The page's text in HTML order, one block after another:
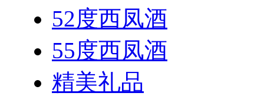
52度西凤酒
55度西凤酒
精美礼品